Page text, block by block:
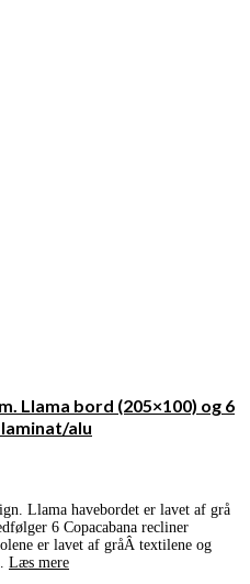
Llama bord (205×100) og 6
alu
Llama havebordet er lavet af grå
6 Copacabana recliner
er lavet af gråÂ textilene og
Læs mere